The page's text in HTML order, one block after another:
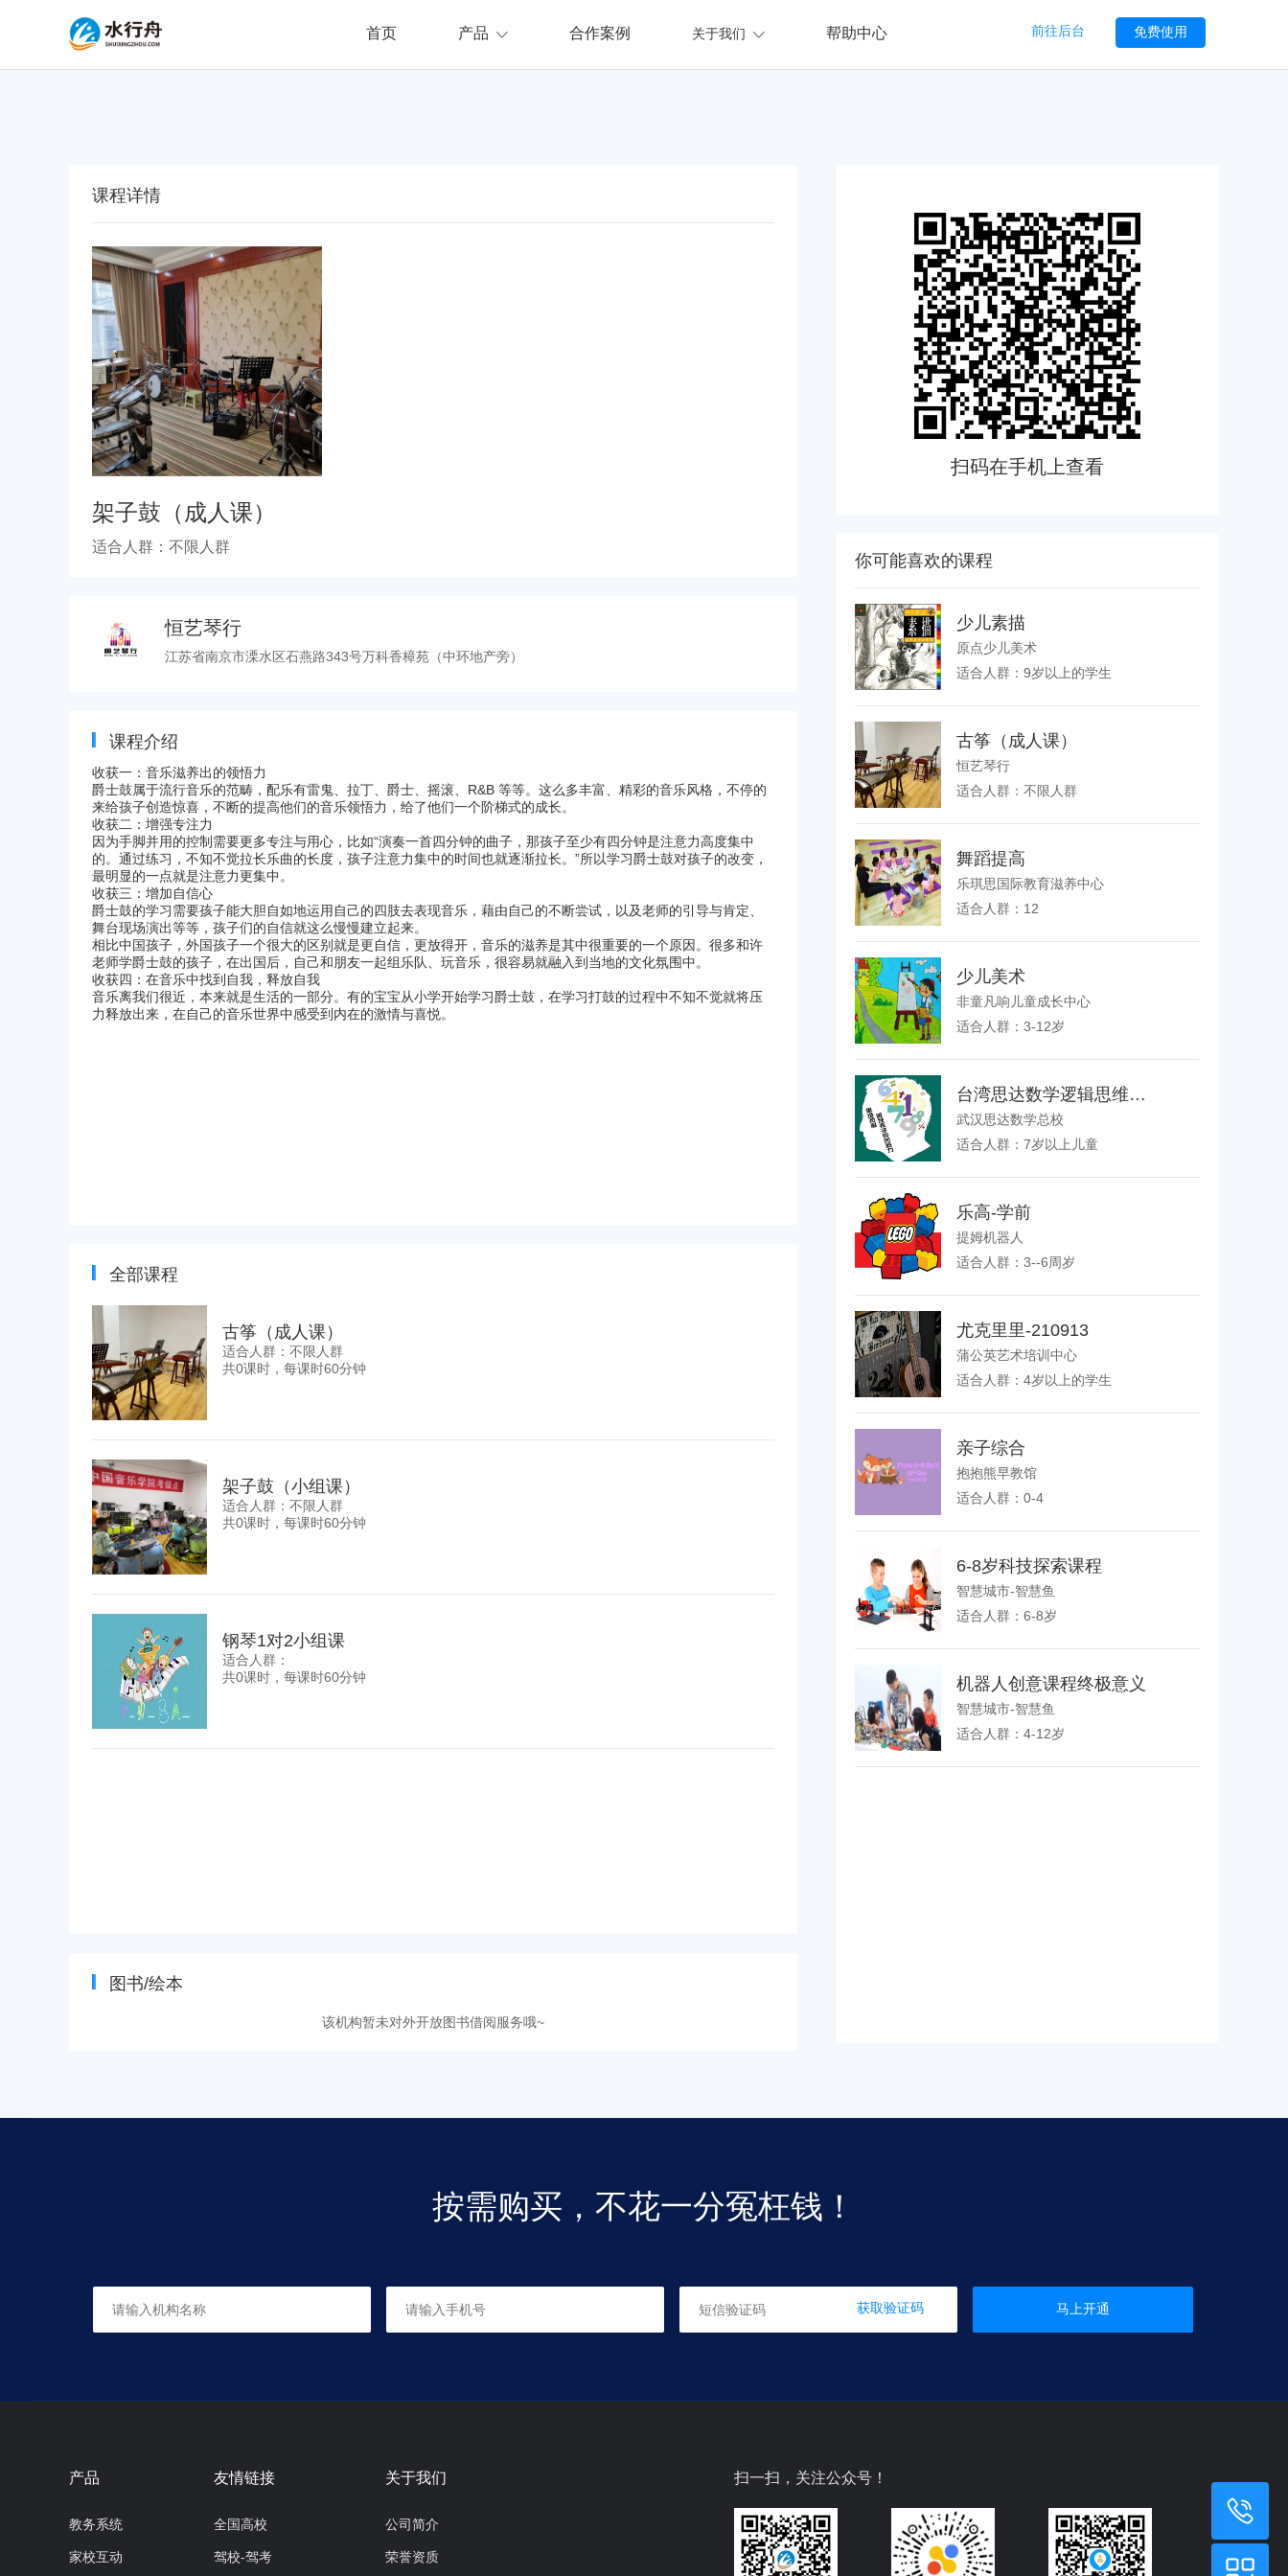
首页 产品 合作案例 关于我们 帮助中心 免费使用
前往后台
课程详情
架子鼓（成人课）
适合人群：不限人群
恒艺琴行
江苏省南京市溧水区石燕路343号万科香樟苑（中环地产旁）
课程介绍
收获一：音乐滋养出的领悟力
爵士鼓属于流行音乐的范畴，配乐有雷鬼、拉丁、爵士、摇滚、R&B 等等。这么多丰富、精彩的音乐风格，不停的
来给孩子创造惊喜，不断的提高他们的音乐领悟力，给了他们一个阶梯式的成长。
收获二：增强专注力
因为手脚并用的控制需要更多专注与用心，比如“演奏一首四分钟的曲子，那孩子至少有四分钟是注意力高度集中
的。通过练习，不知不觉拉长乐曲的长度，孩子注意力集中的时间也就逐渐拉长。”所以学习爵士鼓对孩子的改变，
最明显的一点就是注意力更集中。
收获三：增加自信心
爵士鼓的学习需要孩子能大胆自如地运用自己的四肢去表现音乐，藉由自己的不断尝试，以及老师的引导与肯定、
舞台现场演出等等，孩子们的自信就这么慢慢建立起来。
相比中国孩子，外国孩子一个很大的区别就是更自信，更放得开，音乐的滋养是其中很重要的一个原因。很多和许
老师学爵士鼓的孩子，在出国后，自己和朋友一起组乐队、玩音乐，很容易就融入到当地的文化氛围中。
收获四：在音乐中找到自我，释放自我
音乐离我们很近，本来就是生活的一部分。有的宝宝从小学开始学习爵士鼓，在学习打鼓的过程中不知不觉就将压
力释放出来，在自己的音乐世界中感受到内在的激情与喜悦。
全部课程
古筝（成人课）
适合人群：不限人群
共0课时，每课时60分钟
架子鼓（小组课）
适合人群：不限人群
共0课时，每课时60分钟
钢琴1对2小组课
适合人群：
共0课时，每课时60分钟
图书/绘本
该机构暂未对外开放图书借阅服务哦~
扫码在手机上查看
你可能喜欢的课程
少儿素描
原点少儿美术
适合人群：9岁以上的学生
古筝（成人课）
恒艺琴行
适合人群：不限人群
舞蹈提高
乐琪思国际教育滋养中心
适合人群：12
少儿美术
非童凡响儿童成长中心
适合人群：3-12岁
台湾思达数学逻辑思维课E级
武汉思达数学总校
适合人群：7岁以上儿童
乐高-学前
提姆机器人
适合人群：3--6周岁
尤克里里-210913
蒲公英艺术培训中心
适合人群：4岁以上的学生
亲子综合
抱抱熊早教馆
适合人群：0-4
6-8岁科技探索课程
智慧城市-智慧鱼
适合人群：6-8岁
机器人创意课程终极意义
智慧城市-智慧鱼
适合人群：4-12岁
按需购买，不花一分冤枉钱！
获取验证码 马上开通
产品
教务系统
家校互动
友情链接
全国高校
驾校-驾考
关于我们
公司简介
荣誉资质
扫一扫，关注公众号！